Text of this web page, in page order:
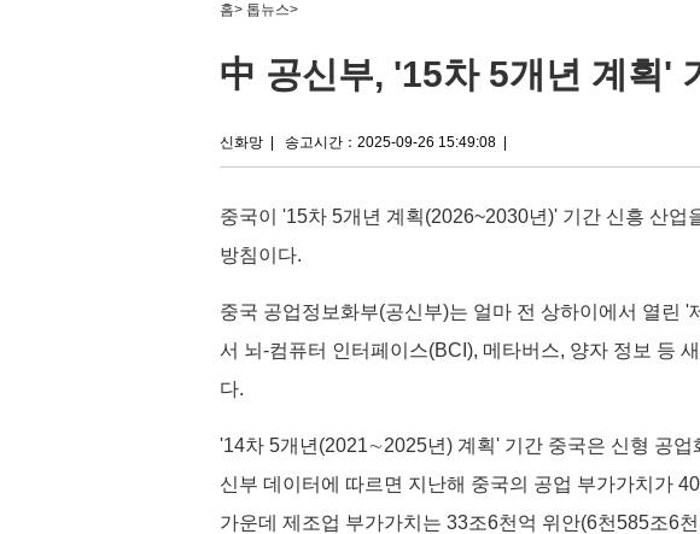
홈> 톱뉴스>
中 공신부, '15차 5개년 계획'
신화망 송고시간：2025-09-26 15:49:08
중국이 '15차 5개년 계획(2026~2030년)' 기간 신흥 산업
방침이다.
중국 공업정보화부(공신부)는 얼마 전 상하이에서 열린 '
서 뇌-컴퓨터 인터페이스(BCI), 메타버스, 양자 정보 등
다.
'14차 5개년(2021∼2025년) 계획' 기간 중국은 신형 공
신부 데이터에 따르면 지난해 중국의 공업 부가가치가
가운데 제조업 부가가치는 33조6천억 위안(6천585조6